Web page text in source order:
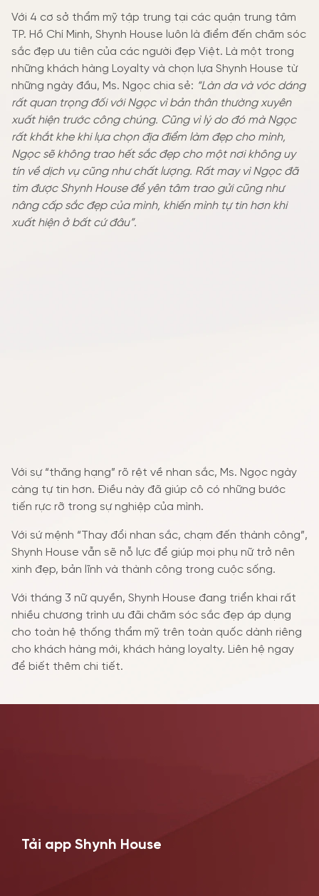
Với 4 cơ sở thẩm mỹ tập trung tại các quận trung tâm
TP. Hồ Chí Minh, Shynh House luôn là điểm đến chăm sóc
sắc đẹp ưu tiên của các người đẹp Việt. Là một trong
những khách hàng Loyalty và chọn lựa Shynh House từ
những ngày đầu, Ms. Ngọc chia sẻ: “Làn da và vóc dáng
rất quan trọng đối với Ngọc vì bản thân thường xuyên
xuất hiện trước công chúng. Cũng vì lý do đó mà Ngọc
rất khắt khe khi lựa chọn địa điểm làm đẹp cho mình,
Ngọc sẽ không trao hết sắc đẹp cho một nơi không uy
tín về dịch vụ cũng như chất lượng. Rất may vì Ngọc đã
tìm được Shynh House để yên tâm trao gửi cũng như
nâng cấp sắc đẹp của mình, khiến mình tự tin hơn khi
xuất hiện ở bất cứ đâu”.
Với sự “thăng hạng” rõ rệt về nhan sắc, Ms. Ngọc ngày
càng tự tin hơn. Điều này đã giúp cô có những bước
tiến rực rỡ trong sự nghiệp của mình.
Với sứ mệnh “Thay đổi nhan sắc, chạm đến thành công”,
Shynh House vẫn sẽ nỗ lực để giúp mọi phụ nữ trở nên
xinh đẹp, bản lĩnh và thành công trong cuộc sống.
Với tháng 3 nữ quyền, Shynh House đang triển khai rất
nhiều chương trình ưu đãi chăm sóc sắc đẹp áp dụng
cho toàn hệ thống thẩm mỹ trên toàn quốc dành riêng
cho khách hàng mới, khách hàng loyalty. Liên hệ ngay
để biết thêm chi tiết.
Tải app Shynh House